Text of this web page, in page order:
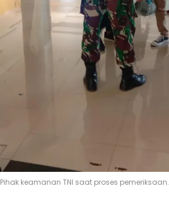
Pihak keamanan TNI saat proses pemeriksaan.